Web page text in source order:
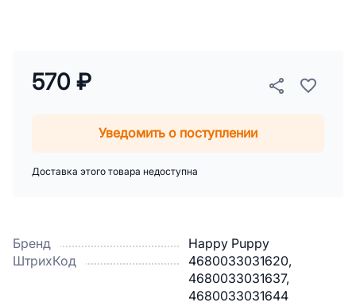
Бренд
Happy Puppy
ШтрихКод
4680033031620,
4680033031637,
4680033031644
570 ₽
Уведомить о поступлении
Доставка этого товара недоступна